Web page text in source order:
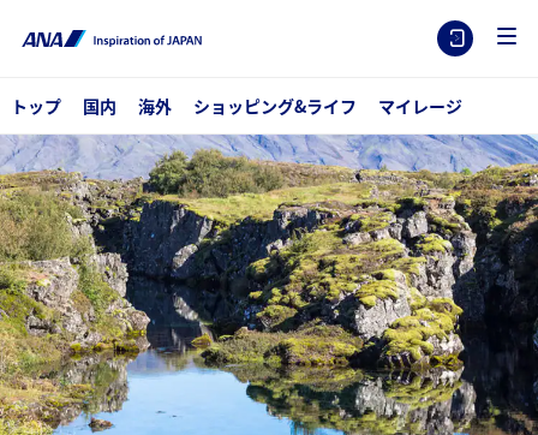
トップ 国内 海外 ショッピング&ライフ マイレージ